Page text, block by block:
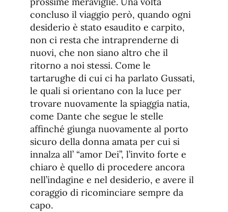
concluso il viaggio però, quando ogni
desiderio è stato esaudito e carpito,
non ci resta che intraprenderne di
nuovi, che non siano altro che il
ritorno a noi stessi. Come le
tartarughe di cui ci ha parlato Gussati,
le quali si orientano con la luce per
trovare nuovamente la spiaggia natia,
come Dante che segue le stelle
affinché giunga nuovamente al porto
sicuro della donna amata per cui si
innalza all’ “amor Dei”, l’invito forte e
chiaro è quello di procedere ancora
nell’indagine e nel desiderio, e avere il
coraggio di ricominciare sempre da
capo.